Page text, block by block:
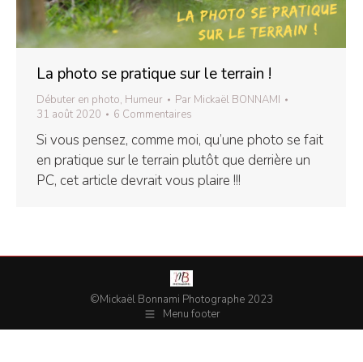
La photo se pratique sur le terrain !
Débuter en photo, Humeur Par Mickaël BONNAMI
31 août 2020
6 Commentaires
Si vous pensez, comme moi, qu’une photo se fait
en pratique sur le terrain plutôt que derrière un
PC, cet article devrait vous plaire !!!
©Mickaël Bonnami Photographe 2023
Menu footer